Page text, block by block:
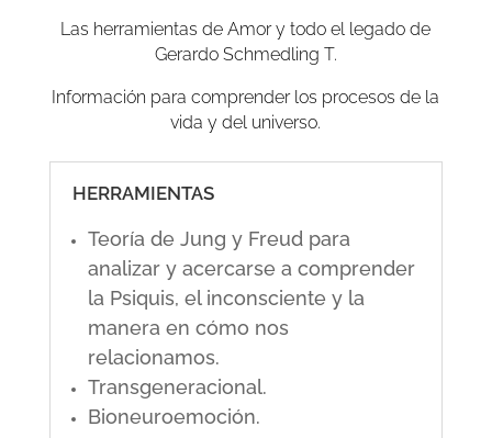
Las herramientas de Amor y todo el legado de
Gerardo Schmedling T.
Información para comprender los procesos de la
vida y del universo.
HERRAMIENTAS
Teoría de Jung y Freud para
analizar y acercarse a comprender
la Psiquis, el inconsciente y la
manera en cómo nos
relacionamos.
Transgeneracional.
Bioneuroemoción.